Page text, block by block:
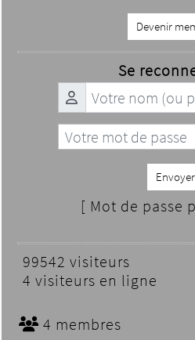
Devenir
Se
Envoyer
[ Mot de passe
99542 visiteurs
4 visiteurs en ligne
4 membres